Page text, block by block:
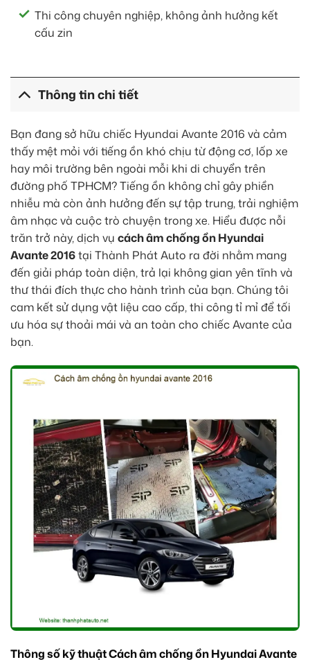
Thi công chuyên nghiệp, không ảnh hưởng kết
cấu zin
Thông tin chi tiết
Bạn đang sở hữu chiếc Hyundai Avante 2016 và cảm
thấy mệt mỏi với tiếng ồn khó chịu từ động cơ, lốp xe
hay môi trường bên ngoài mỗi khi di chuyển trên
đường phố TPHCM? Tiếng ồn không chỉ gây phiền
nhiễu mà còn ảnh hưởng đến sự tập trung, trải nghiệm
âm nhạc và cuộc trò chuyện trong xe. Hiểu được nỗi
trăn trở này, dịch vụ cách âm chống ồn Hyundai
Avante 2016tại Thành Phát Auto ra đời nhằm mang
đến giải pháp toàn diện, trả lại không gian yên tĩnh và
thư thái đích thực cho hành trình của bạn. Chúng tôi
cam kết sử dụng vật liệu cao cấp, thi công tỉ mỉ để tối
ưu hóa sự thoải mái và an toàn cho chiếc Avante của
bạn.
Thông số kỹ thuật Cách âm chống ồn Hyundai Avante